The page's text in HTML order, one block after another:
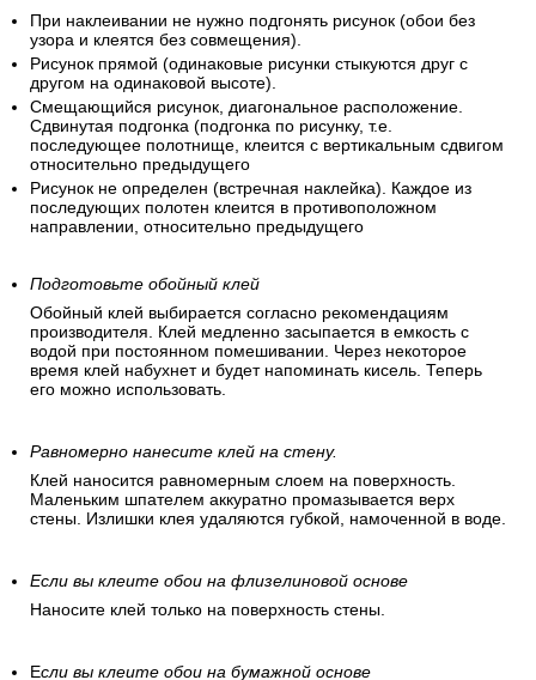
нарезать все полотнища для помещения, предварительно
посчитав высоту каждой полосы. Обрезки полос могут
пригодиться для резерва. Чтобы порядок полос не
перепутался – пронумеруйте их, сделав отметки верха и
низа каждой полосы.
При наклеивании не нужно подгонять рисунок (обои без
узора и клеятся без совмещения).
Рисунок прямой (одинаковые рисунки стыкуются друг с
другом на одинаковой высоте).
Смещающийся рисунок, диагональное расположение.
последующее полотнище, клеится с вертикальным сдвигом
относительно предыдущего
Рисунок не определен (встречная наклейка). Каждое из
последующих полотен клеится в противоположном
направлении, относительно предыдущего
Обойный клей выбирается согласно рекомендациям
производителя. Клей медленно засыпается в емкость с
водой при постоянном помешивании. Через некоторое
время клей набухнет и будет напоминать кисель. Теперь
его можно использовать.
Равномерно нанесите клей на стену.
Клей наносится равномерным слоем на поверхность.